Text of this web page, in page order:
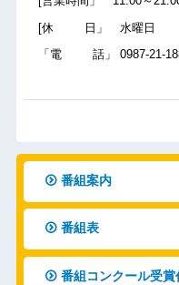
[休 日」 水曜日
「電 話」 0987-21-
番組案内
番組表
番組コンクール受賞